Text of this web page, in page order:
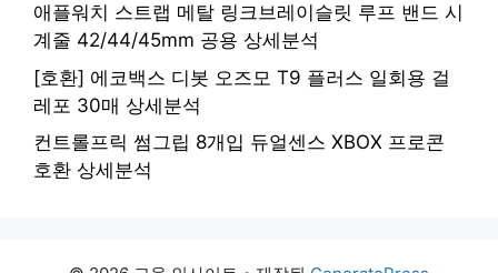
애플워치 스트랩 메탈 링크브레이슬릿 루프 밴드 시
계줄 42/44/45mm 공용 상세분석
[호환] 에코백스 디봇 오즈모 T9 플러스 일회용 걸
레포 30매 상세분석
컨트롤프릭 썸그립 8개입 듀얼센스 XBOX 프로콘
호환 상세분석